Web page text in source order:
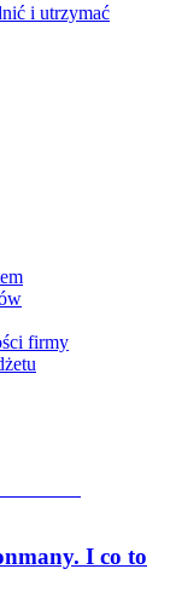
i utrzymać
firmy
I co to